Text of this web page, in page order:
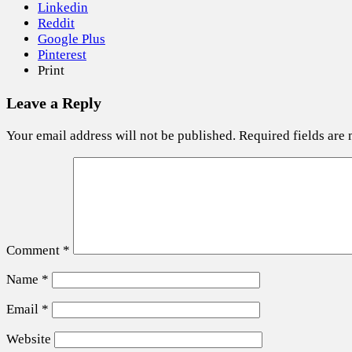
Linkedin
Reddit
Google Plus
Pinterest
Print
Leave a Reply
Your email address will not be published. Required fields are
Comment *
Name *
Email *
Website